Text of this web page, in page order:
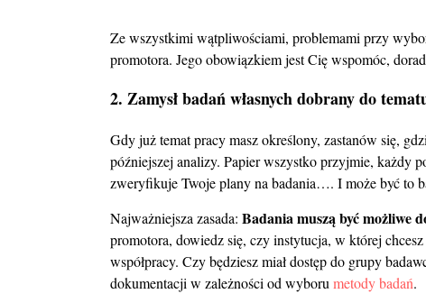
Ze wszystkimi wątpliwościami, problemami przy
promotora. Jego obowiązkiem jest Cię wspomóc,
2. Zamysł badań własnych dobrany do
Gdy już temat pracy masz określony, zastanów się,
późniejszej analizy. Papier wszystko przyjmie, każdy
zweryfikuje Twoje plany na badania…. I może być to
Najważniejsza zasada: Badania muszą być możliwe
promotora, dowiedz się, czy instytucja, w której
współpracy. Czy będziesz miał dostęp do grupy
dokumentacji w zależności od wyboru metody badań.